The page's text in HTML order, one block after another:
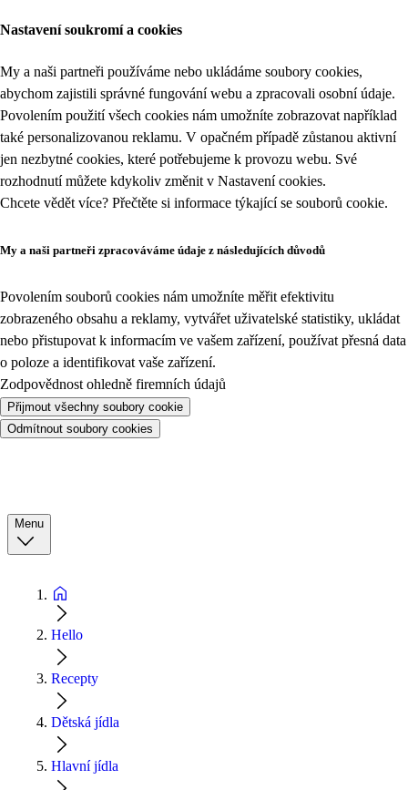
Nastavení soukromí a cookies
My a naši partneři používáme nebo ukládáme soubory cookies,
abychom zajistili správné fungování webu a zpracovali osobní údaje.
Povolením použití všech cookies nám umožníte zobrazovat například
také personalizovanou reklamu. V opačném případě zůstanou aktivní
jen nezbytné cookies, které potřebujeme k provozu webu. Své
rozhodnutí můžete kdykoliv změnit v Nastavení cookies.
Chcete vědět více? Přečtěte si informace týkající se souborů cookie.
My a naši partneři zpracováváme údaje z následujících důvodů
Povolením souborů cookies nám umožníte měřit efektivitu
zobrazeného obsahu a reklamy, vytvářet uživatelské statistiky, ukládat
nebo přistupovat k informacím ve vašem zařízení, používat přesná data
o poloze a identifikovat vaše zařízení.
Zodpovědnost ohledně firemních údajů
Přijmout všechny soubory cookie
Odmítnout soubory cookies
Menu
Hello
Recepty
Dětská jídla
Hlavní jídla